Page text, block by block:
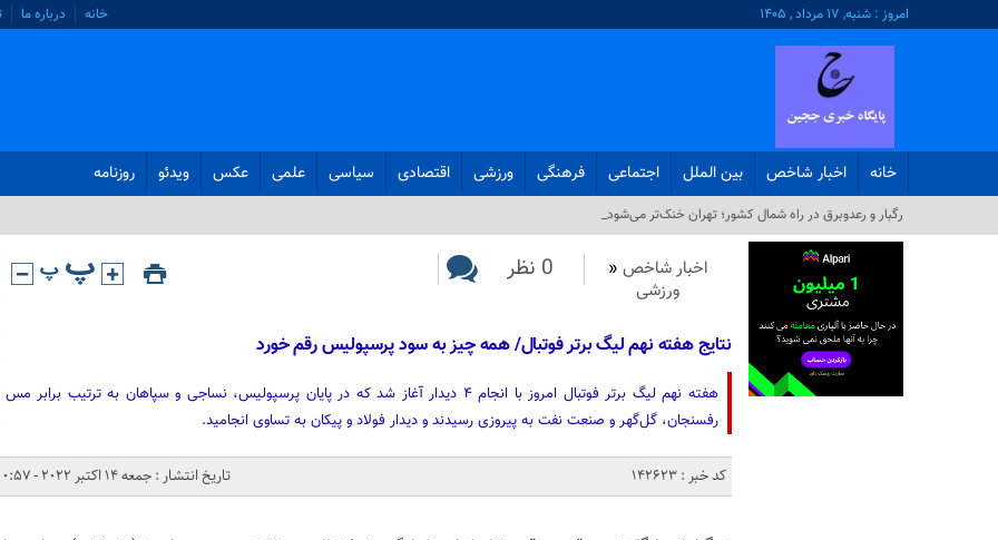
امروز : شنبه, ۱۷ مرداد , ۱۴۰۵ خانه درباره ما
خانه اخبار شاخص بین الملل اجتماعی فرهنگی ورزشی اقتصادی سیاسی علمی عکس ویدئو روزنامه
رگبار و رعدوبرق در راه شمال کشور؛ تهران خنک‌تر می‌شود_
اخبار شاخص «
ورزشی
0 نظر
نتایج هفته نهم لیگ برتر فوتبال/ همه چیز به سود پرسپولیس رقم خورد
هفته نهم لیگ برتر فوتبال امروز با انجام ۴ دیدار آغاز شد که در پایان پرسپولیس، نساجی و سپاهان به ترتیب برابر مس
رفسنجان، گل‌گهر و صنعت نفت به پیروزی رسیدند و دیدار فولاد و پیکان به تساوی انجامید.
کد خبر : 142623 تاریخ انتشار : جمعه 14 اکتبر 2022 - 0:57